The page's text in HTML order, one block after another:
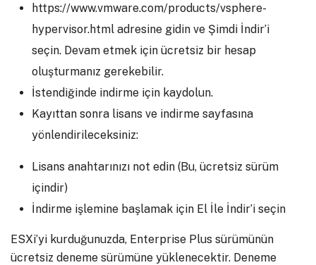
https://www.vmware.com/products/vsphere-
hypervisor.html adresine gidin ve Şimdi İndir’i
seçin. Devam etmek için ücretsiz bir hesap
oluşturmanız gerekebilir.
İstendiğinde indirme için kaydolun.
Kayıttan sonra lisans ve indirme sayfasına
yönlendirileceksiniz:
Lisans anahtarınızı not edin (Bu, ücretsiz sürüm
içindir)
İndirme işlemine başlamak için El İle İndir’i seçin
ESXi’yi kurduğunuzda, Enterprise Plus sürümünün
ücretsiz deneme sürümüne yüklenecektir. Deneme